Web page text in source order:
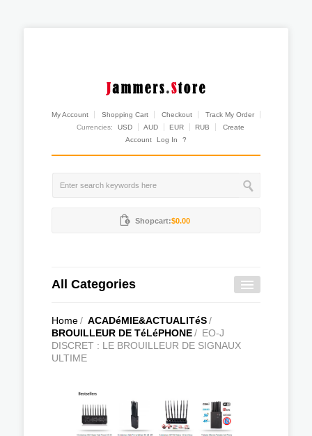
My Account Shopping Cart Checkout
Track My Order
Currencies:
USD AUD EUR RUB
Create
Account
Log In ?
Shopcart:$0.00
All Categories
Home/ ACADéMIE&ACTUALITéS/
BROUILLEUR DE TéLéPHONE/ EO-J
DISCRET : LE BROUILLEUR DE SIGNAUX
ULTIME